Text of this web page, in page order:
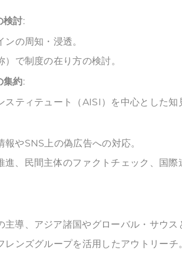
検討:
の周知・浸透。
で制度の在り方の検討。
集約:
スティテュート（AISI）を中心とした知
やSNS上の偽広告への対応。
、民間主体のファクトチェック、国際
主導、アジア諸国やグローバル・サウス
ンズグループを活用したアウトリーチ。